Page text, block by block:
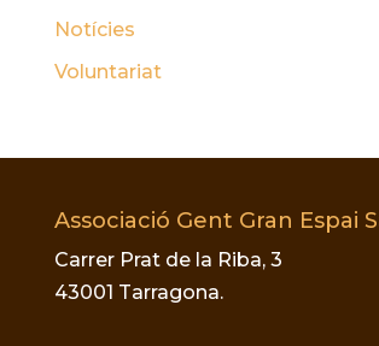
Notícies
Voluntariat
Associació Gent Gran Espai
Carrer Prat de la Riba, 3
43001 Tarragona.